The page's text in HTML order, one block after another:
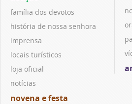
família dos devotos
história de nossa senhora
imprensa
locais turísticos
loja oficial
notícias
novena e festa